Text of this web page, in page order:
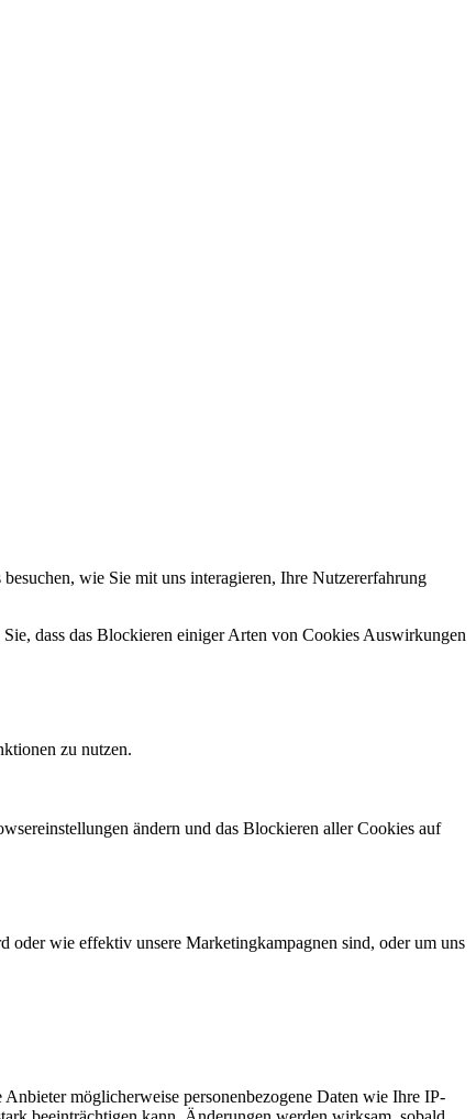
wie Sie mit uns interagieren, Ihre Nutzererfahrung
dass das Blockieren einiger Arten von Cookies Auswirkungen
zu nutzen.
ändern und das Blockieren aller Cookies auf
oder wie effektiv unsere Marketingkampagnen sind, oder um uns
möglicherweise personenbezogene Daten wie Ihre IP-